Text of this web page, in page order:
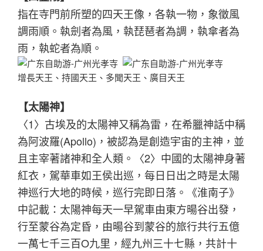
指在寺門前所塑的四天王像，各執一物，象徵風
調雨順。執劍者為風，執琵琶者為調，執傘者為
雨，執蛇者為順。
增長天王、持國天王、多聞天王、廣目天王
【太陽神】
〈1〉古埃及的太陽神又稱為雷，在希臘神話中稱
為阿波羅(Apollo)，被認為是創造宇宙的主神，並
且主宰著諸神和全人類。〈2〉中國的太陽神身著
紅衣，駕華車如王侯出巡，每日日出之時是太陽
神巡行大地的時候，巡行完即日落。《淮南子》
中記載：太陽神每天一早駕車由東方暘谷出發，
行至蒙谷為定昏，由暘谷到蒙谷的旅行共行五億
一萬七千三百O九里，經九州三十七縣，共計十